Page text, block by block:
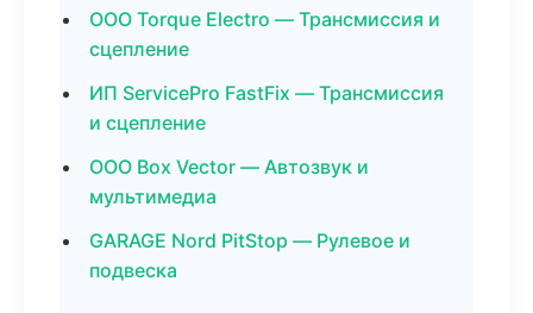
ООО Torque Electro — Трансмиссия и
сцепление
ИП ServicePro FastFix — Трансмиссия
и сцепление
ООО Box Vector — Автозвук и
мультимедиа
GARAGE Nord PitStop — Рулевое и
подвеска